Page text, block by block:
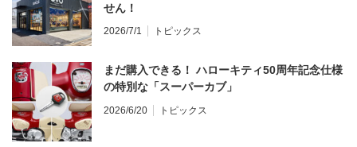
せん！
2026/7/1 トピックス
まだ購入できる！ ハローキティ50周年記念仕様
の特別な「スーパーカブ」
2026/6/20 トピックス